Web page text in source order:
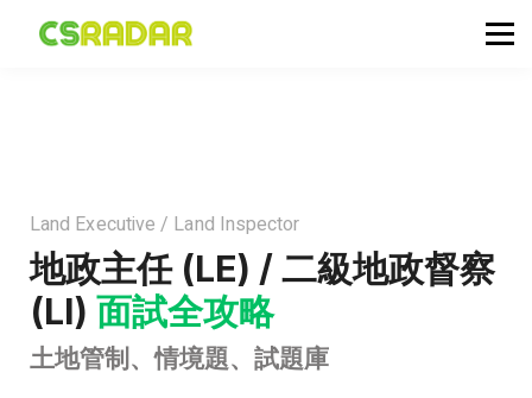
公務員投考資訊
會員登入／註冊
Land Executive / Land Inspector
地政主任 (LE) / 二級地政督察
(LI) 面試全攻略
土地管制、情境題、試題庫